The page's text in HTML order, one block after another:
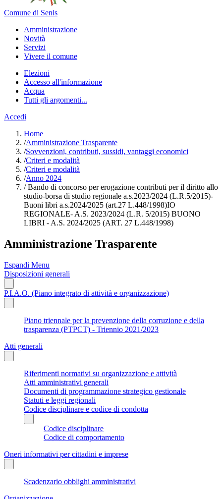
Comune di Senis
Amministrazione
Novità
Servizi
Vivere il comune
Elezioni
Accesso all'informazione
Acqua
Tutti gli argomenti...
Accedi
Home
/Amministrazione Trasparente
/Sovvenzioni, contributi, sussidi, vantaggi economici
/Criteri e modalità
/Criteri e modalità
/Anno 2024
/Bando di concorso per erogazione contributi per il diritto allo
studio-borsa di studio regionale a.s.2023/2024 (L.R.5/2015)-
Buoni libri a.s.2024/2025 (art.27 L.448/1998)IO
REGIONALE- A.S. 2023/2024 (L.R. 5/2015) BUONO
LIBRI - A.S. 2024/2025 (ART. 27 L.448/1998)
Amministrazione Trasparente
Espandi Menu
Disposizioni generali
P.I.A.O. (Piano integrato di attività e organizzazione)
Piano triennale per la prevenzione della corruzione e della
trasparenza (PTPCT) - Triennio 2021/2023
Atti generali
Riferimenti normativi su organizzazione e attività
Atti amministrativi generali
Documenti di programmazione strategico gestionale
Statuti e leggi regionali
Codice disciplinare e codice di condotta
Codice disciplinare
Codice di comportamento
Oneri informativi per cittadini e imprese
Scadenzario obblighi amministrativi